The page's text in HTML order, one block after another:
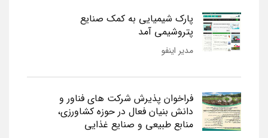
پارک شیمیایی به کمک صنایع
پتروشیمی آمد
مدیر اینفو
فراخوان پذیرش شرکت های فناور و
دانش بنیان فعال در حوزه کشاورزی،
منابع طبیعی و صنایع غذایی